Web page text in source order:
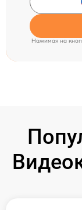
Нажимая на